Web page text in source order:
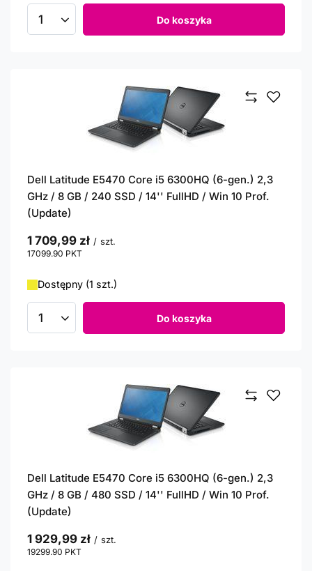
Ilość produktów Do koszyka
Dell Latitude E5470 Core i5 6300HQ (6-gen.) 2,3
GHz / 8 GB / 240 SSD / 14'' FullHD / Win 10 Prof.
(Update)
1 709,99 zł / szt.
17099.90 PKT
Dostępny (1 szt.)
Ilość produktów Do koszyka
Dell Latitude E5470 Core i5 6300HQ (6-gen.) 2,3
GHz / 8 GB / 480 SSD / 14'' FullHD / Win 10 Prof.
(Update)
1 929,99 zł / szt.
19299.90 PKT